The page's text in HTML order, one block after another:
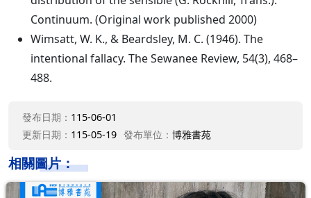
Continuum. (Original work published 2000)
Wimsatt, W. K., & Beardsley, M. C. (1946). The
intentional fallacy. The Sewanee Review, 54(3), 468–
488.
發布日期： 115-06-01
更新日期： 115-05-19 發布單位： 博雅書苑
相關圖片：